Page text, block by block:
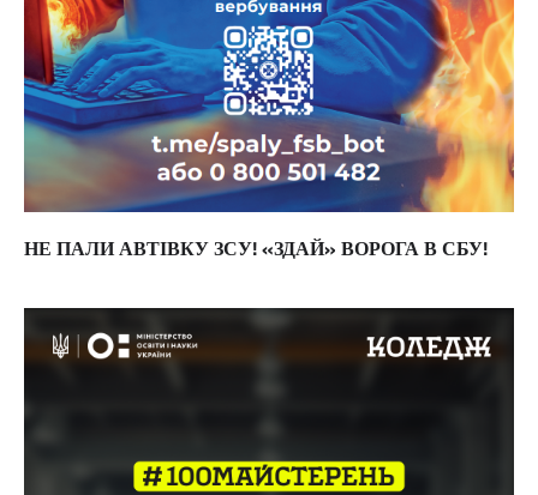
НЕ ПАЛИ АВТІВКУ ЗСУ! «ЗДАЙ» ВОРОГА В СБУ!